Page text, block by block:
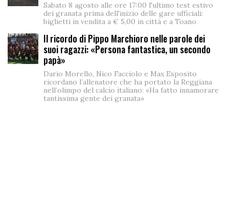
Sabato 8 agosto alle ore 17:00 l'ultimo test estivo
dei granata prima dell'inizio delle gare ufficiali:
biglietti in vendita a € 5,00 in città e a Toano
Il ricordo di Pippo Marchioro nelle parole dei
suoi ragazzi: «Persona fantastica, un secondo
papà»
Dario Morello, Nico Facciolo e Max Esposito
ricordano l’allenatore che ha portato la Reggiana
nell’olimpo del calcio italiano: «Ha fatto innamorare
tantissima gente dei granata»